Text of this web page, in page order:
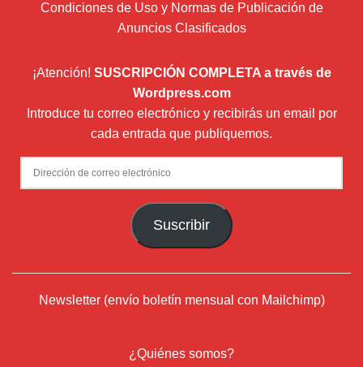
Condiciones de Uso y Normas de Publicación de
Anuncios Clasificados
¡Atención! SUSCRIPCIÓN COMPLETA a través de
Wordpress.com
Introduce tu correo electrónico y recibirás un email por
cada entrada que publiquemos.
Dirección
de
Suscribir
Newsletter (envío boletín mensual con Mailchimp)
¿Quiénes somos?